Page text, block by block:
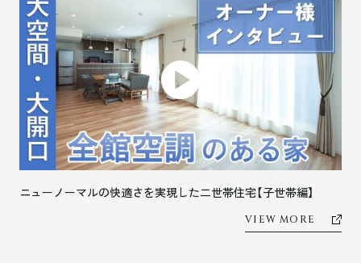
ニューノーマルの快適さを実現した二世帯住宅【子世帯編】
VIEW MORE